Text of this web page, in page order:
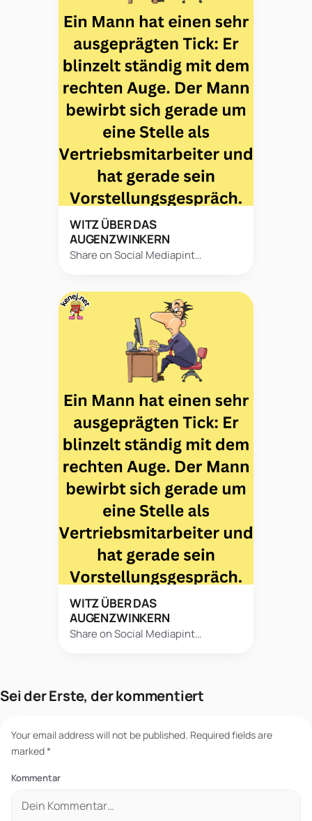
WITZ ÜBER DAS
AUGENZWINKERN
Share on Social Mediapint…
WITZ ÜBER DAS
AUGENZWINKERN
Share on Social Mediapint…
Sei der Erste, der kommentiert
Your email address will not be published. Required fields are
marked*
Kommentar